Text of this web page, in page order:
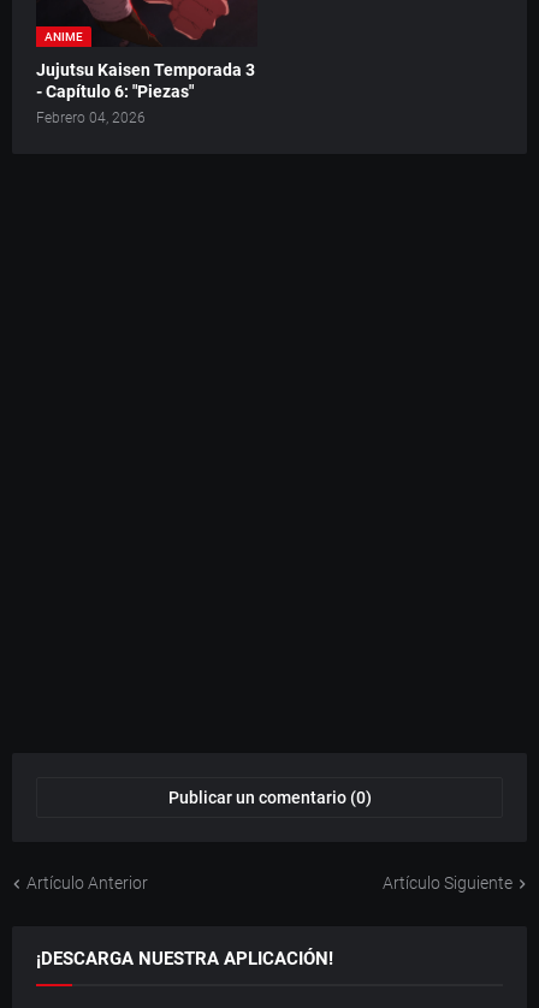
ANIME
Jujutsu Kaisen Temporada 3
- Capítulo 6: "Piezas"
Febrero 04, 2026
Publicar un comentario (0)
Artículo Anterior Artículo Siguiente
¡DESCARGA NUESTRA APLICACIÓN!